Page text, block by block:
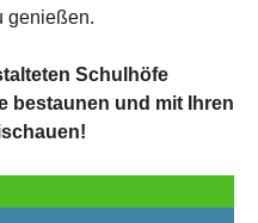
genießen.
Schulhöfe
bestaunen und mit Ihren